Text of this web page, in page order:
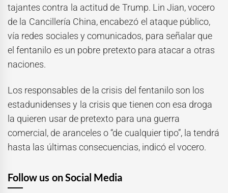
tajantes contra la actitud de Trump. Lin Jian, vocero
de la Cancillería China, encabezó el ataque público,
vía redes sociales y comunicados, para señalar que
el fentanilo es un pobre pretexto para atacar a otras
naciones.
Los responsables de la crisis del fentanilo son los
estadunidenses y la crisis que tienen con esa droga
la quieren usar de pretexto para una guerra
comercial, de aranceles o “de cualquier tipo”, la tendrá
hasta las últimas consecuencias, indicó el vocero.
Follow us on Social Media